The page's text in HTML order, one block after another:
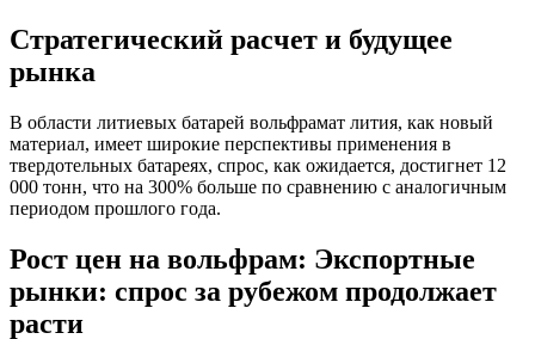
Стратегический расчет и будущее
рынка
В области литиевых батарей вольфрамат лития, как новый
материал, имеет широкие перспективы применения в
твердотельных батареях, спрос, как ожидается, достигнет 12
000 тонн, что на 300% больше по сравнению с аналогичным
периодом прошлого года.
Рост цен на вольфрам: Экспортные
рынки: спрос за рубежом продолжает
расти